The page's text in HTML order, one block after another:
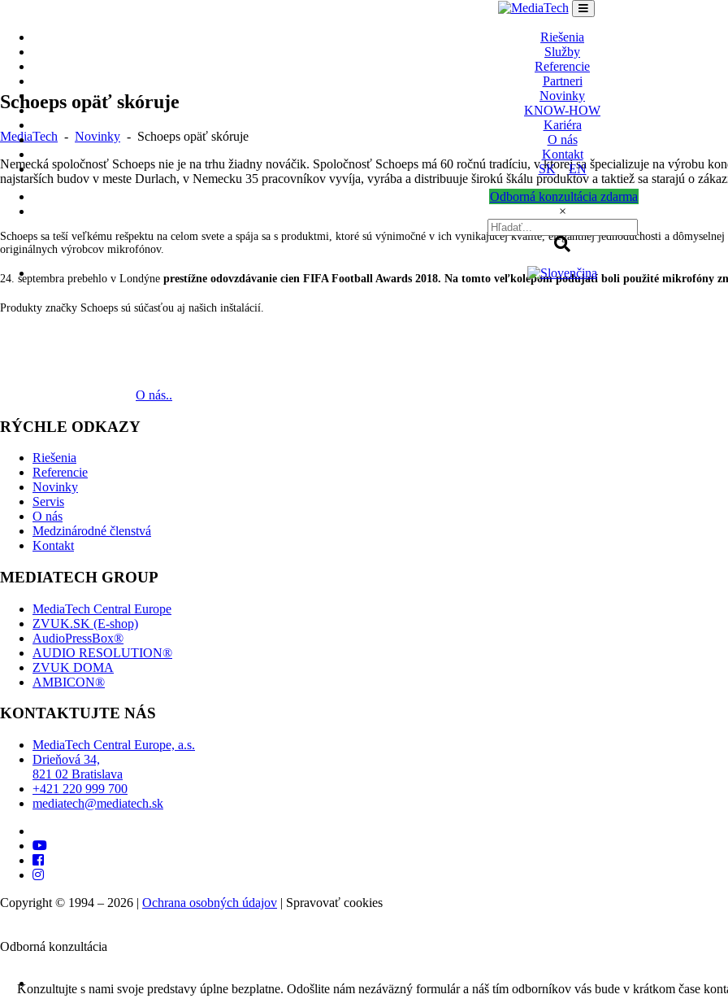
content
Riešenia
Služby
Referencie
Partneri
Novinky
KNOW-HOW
Kariéra
O nás
Kontakt
SK
EN
Odborná konzultácia zdarma
×
Schoeps opäť skóruje
MediaTech - Novinky - Schoeps opäť skóruje
Nemecká spoločnosť Schoeps nie je na trhu žiadny nováčik. Spoločnosť Schoeps má 60 ročnú tradíciu, v ktorej sa špecializuje na výrobu
najstarších budov v meste Durlach, v Nemecku 35 pracovníkov vyvíja, vyrába a distribuuje širokú škálu produktov a taktiež sa starajú o
Schoeps sa teší veľkému rešpektu na celom svete a spája sa s produktmi, ktoré sú výnimočné v ich vynikajúcej kvalite, elegantnej jednoduchosti a
originálnych výrobcov mikrofónov.
24. septembra prebehlo v Londýne prestížne odovzdávanie cien FIFA Football Awards 2018. Na tomto veľkolepom podujatí boli použité mikrofóny
Produkty značky Schoeps sú súčasťou aj našich inštalácií.
O nás..
RÝCHLE ODKAZY
Riešenia
Referencie
Novinky
Servis
O nás
Medzinárodné členstvá
Kontakt
MEDIATECH GROUP
MediaTech Central Europe
ZVUK.SK (E-shop)
AudioPressBox®
AUDIO RESOLUTION®
ZVUK DOMA
AMBICON®
KONTAKTUJTE NÁS
MediaTech Central Europe, a.s.
Drieňová 34,
821 02 Bratislava
+421 220 999 700
mediatech@mediatech.sk
Copyright © 1994 – 2026 | Ochrana osobných údajov | Spravovať cookies
Odborná konzultácia
Konzultujte s nami svoje predstavy úplne bezplatne. Odošlite nám nezáväzný formulár a náš tím odborníkov vás bude v krátkom čase